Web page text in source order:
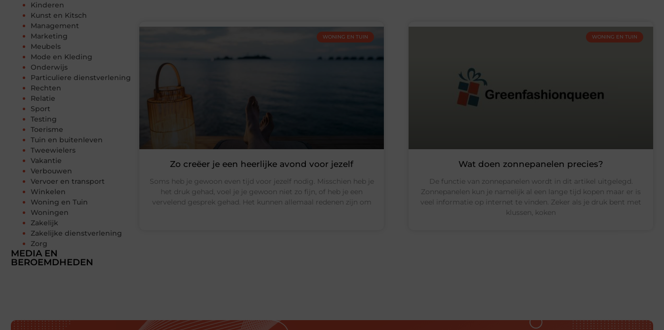
Kinderen
Kunst en Kitsch
Management
Marketing
Meubels
Mode en Kleding
Onderwijs
Particuliere dienstverlening
Rechten
Relatie
Sport
Testing
Toerisme
Tuin en buitenleven
Tweewielers
Vakantie
Verbouwen
Vervoer en transport
Winkelen
Woning en Tuin
Woningen
Zakelijk
Zakelijke dienstverlening
Zorg
MEDIA EN
BEROEMDHEDEN
WONING EN TUIN
Zo creëer je een heerlijke avond voor jezelf
Soms heb je gewoon even tijd voor jezelf nodig. Misschien heb je
het druk gehad, voel je je gewoon niet zo fijn, of heb je een
vervelend gesprek gehad. Het kunnen allemaal redenen zijn om
WONING EN TUIN
Wat doen zonnepanelen precies?
De functie van zonnepanelen wordt in dit artikel uitgelegd.
Zonnepanelen kun je namelijk al een lange tijd kopen maar er is
veel informatie op internet te vinden. Zeker als je druk bent met
klussen, koken